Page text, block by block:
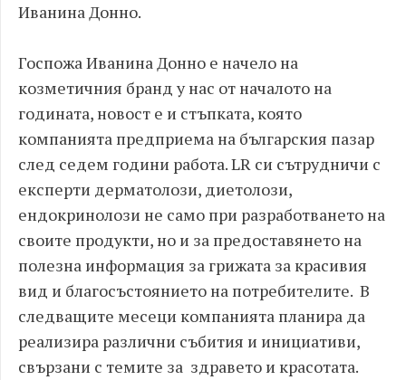
Иванина Донно.
Госпожа Иванина Донно е начело на
козметичния бранд у нас от началото на
годината, новост е и стъпката, която
компанията предприема на българския пазар
след седем години работа. LR си сътрудничи с
експерти дерматолози, диетолози,
ендокринолози не само при разработването на
своите продукти, но и за предоставянето на
полезна информация за грижата за красивия
вид и благосъстоянието на потребителите. В
следващите месеци компанията планира да
реализира различни събития и инициативи,
свързани с темите за здравето и красотата.